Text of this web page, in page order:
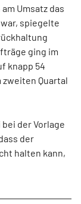
Umsatz das
spiegelte
ging im
knapp 54
Quartal
der Vorlage
der
halten kann,